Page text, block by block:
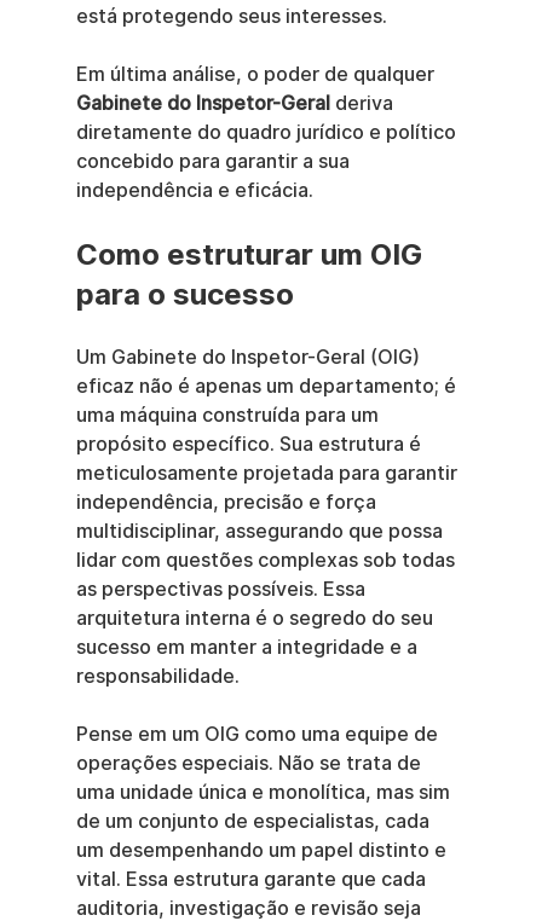
está protegendo seus interesses.
Em última análise, o poder de qualquer
Gabinete do Inspetor-Geral deriva
diretamente do quadro jurídico e político
concebido para garantir a sua
independência e eficácia.
Como estruturar um OIG
para o sucesso
Um Gabinete do Inspetor-Geral (OIG)
eficaz não é apenas um departamento; é
uma máquina construída para um
propósito específico. Sua estrutura é
meticulosamente projetada para garantir
independência, precisão e força
multidisciplinar, assegurando que possa
lidar com questões complexas sob todas
as perspectivas possíveis. Essa
arquitetura interna é o segredo do seu
sucesso em manter a integridade e a
responsabilidade.
Pense em um OIG como uma equipe de
operações especiais. Não se trata de
uma unidade única e monolítica, mas sim
de um conjunto de especialistas, cada
um desempenhando um papel distinto e
vital. Essa estrutura garante que cada
auditoria, investigação e revisão seja